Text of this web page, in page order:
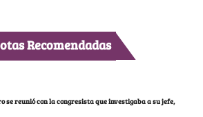
Recomendadas
se reunió con la congresista que investigaba a su jefe,